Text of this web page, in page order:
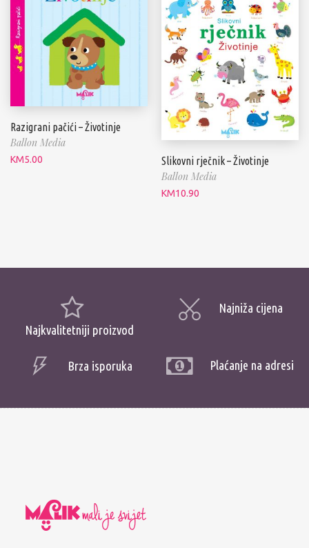
Razigrani pačići – Životinje
Ballon Media
KM5.00 Slikovni rječnik – Životinje
Ballon Media
KM10.90
Najkvalitetniji proizvod
Najniža cijena
Brza isporuka Plaćanje na adresi